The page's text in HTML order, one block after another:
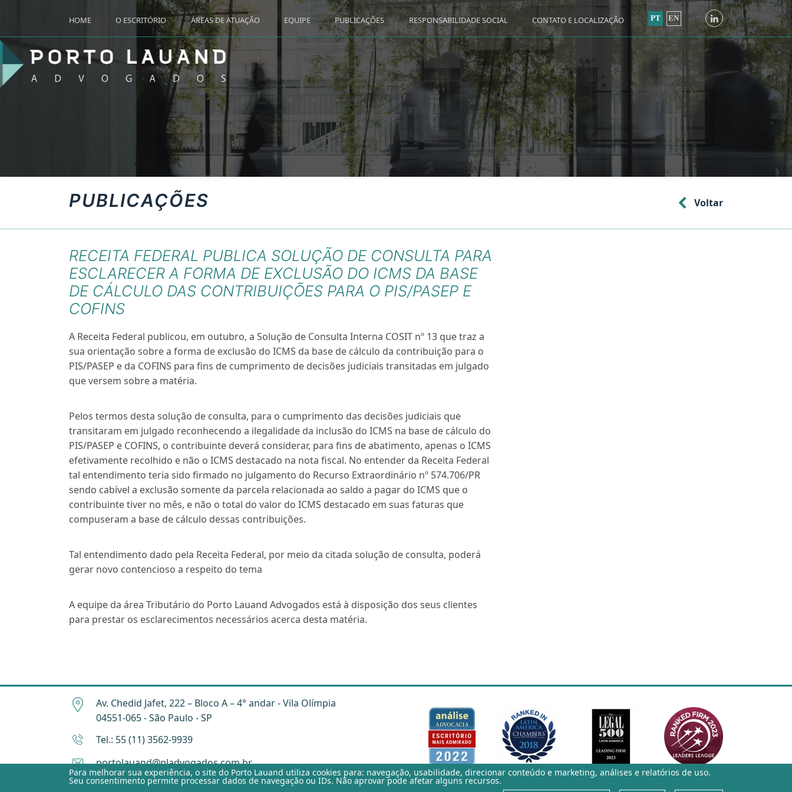
HOME O ESCRITÓRIO ÁREAS DE ATUAÇÃO EQUIPE PUBLICAÇÕES RESPONSABILIDADE SOCIAL CONTATO E LOCALIZAÇÃO PT EN
PUBLICAÇÕES Voltar
RECEITA FEDERAL PUBLICA SOLUÇÃO DE CONSULTA PARA
ESCLARECER A FORMA DE EXCLUSÃO DO ICMS DA BASE
DE CÁLCULO DAS CONTRIBUIÇÕES PARA O PIS/PASEP E
COFINS
A Receita Federal publicou, em outubro, a Solução de Consulta Interna COSIT nº 13 que traz a
sua orientação sobre a forma de exclusão do ICMS da base de cálculo da contribuição para o
PIS/PASEP e da COFINS para fins de cumprimento de decisões judiciais transitadas em julgado
que versem sobre a matéria.
Pelos termos desta solução de consulta, para o cumprimento das decisões judiciais que
transitaram em julgado reconhecendo a ilegalidade da inclusão do ICMS na base de cálculo do
PIS/PASEP e COFINS, o contribuinte deverá considerar, para fins de abatimento, apenas o ICMS
efetivamente recolhido e não o ICMS destacado na nota fiscal. No entender da Receita Federal
tal entendimento teria sido firmado no julgamento do Recurso Extraordinário nº 574.706/PR
sendo cabível a exclusão somente da parcela relacionada ao saldo a pagar do ICMS que o
contribuinte tiver no mês, e não o total do valor do ICMS destacado em suas faturas que
compuseram a base de cálculo dessas contribuições.
Tal entendimento dado pela Receita Federal, por meio da citada solução de consulta, poderá
gerar novo contencioso a respeito do tema
A equipe da área Tributário do Porto Lauand Advogados está à disposição dos seus clientes
para prestar os esclarecimentos necessários acerca desta matéria.
Av. Chedid Jafet, 222 – Bloco A – 4° andar - Vila Olímpia
04551-065 - São Paulo - SP
Tel.: 55 (11) 3562-9939
portolauand@pladvogados.com.br
Aviso de Privacidade
Para melhorar sua experiência, o site do Porto Lauand utiliza cookies para: navegação, usabilidade, direcionar conteúdo e marketing, análises e relatórios de uso.
Seu consentimento permite processar dados de navegação ou IDs. Não aprovar pode afetar alguns recursos.